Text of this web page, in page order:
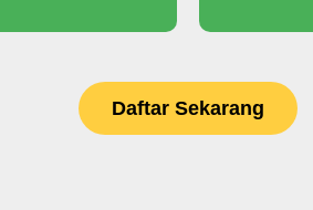
Daftar Sekarang